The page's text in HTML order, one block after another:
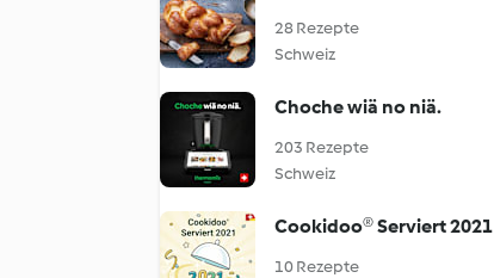
28 Rezepte
Schweiz
Choche wiä no niä.
203 Rezepte
Schweiz
Cookidoo® Serviert 2021
10 Rezepte